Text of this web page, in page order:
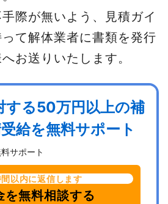
際が無いよう、見積ガイ
って解体業者に書類を発行
お送りいたします。
する50万円以上の補
給を無料サポート
以内に返信します
を無料相談する